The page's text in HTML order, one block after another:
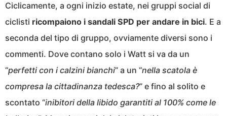
Ciclicamente, a ogni inizio estate, nei gruppi social di
ciclisti ricompaiono i sandali SPD per andare in bici. E a
seconda del tipo di gruppo, ovviamente diversi sono i
commenti. Dove contano solo i Watt si va da un
“perfetti con i calzini bianchi” a un “nella scatola è
compresa la cittadinanza tedesca?” e fino al solito e
scontato “inibitori della libido garantiti al 100% come le